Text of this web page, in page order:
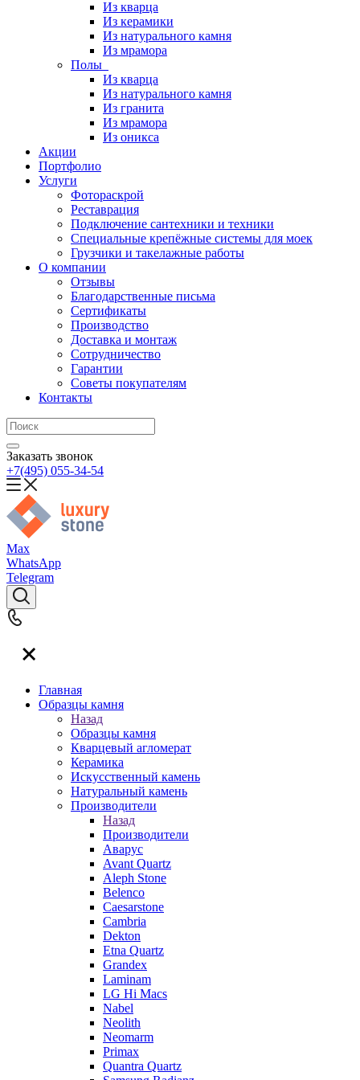
Из кварца
Из керамики
Из натурального камня
Из мрамора
Полы
Из кварца
Из натурального камня
Из гранита
Из мрамора
Из оникса
Акции
Портфолио
Услуги
Фотораскрой
Реставрация
Подключение сантехники и техники
Специальные крепёжные системы для моек
Грузчики и такелажные работы
О компании
Отзывы
Благодарственные письма
Сертификаты
Производство
Доставка и монтаж
Сотрудничество
Гарантии
Советы покупателям
Контакты
Заказать звонок
+7(495) 055-34-54
Max
WhatsApp
Telegram
Главная
Образцы камня
Назад
Образцы камня
Кварцевый агломерат
Керамика
Искусственный камень
Натуральный камень
Производители
Назад
Производители
Аварус
Avant Quartz
Aleph Stone
Belenco
Caesarstone
Cambria
Dekton
Etna Quartz
Grandex
Laminam
LG Hi Macs
Nabel
Neolith
Neomarm
Primax
Quantra Quartz